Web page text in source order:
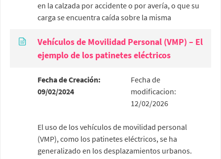
en la calzada por accidente o por avería, o que su
carga se encuentra caída sobre la misma
Vehículos de Movilidad Personal (VMP) – El
ejemplo de los patinetes eléctricos
Fecha de Creación:
09/02/2024
Fecha de
modificacion:
12/02/2026
El uso de los vehículos de movilidad personal
(VMP), como los patinetes eléctricos, se ha
generalizado en los desplazamientos urbanos.